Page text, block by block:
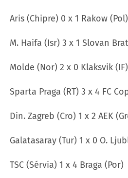
Aris (Chipre) 0 x 1 Rakow (Pol)
M. Haifa (Isr) 3 x 1 Slovan
Molde (Nor) 2 x 0 Klaksvik (IF)
Sparta Praga (RT) 3 x 4 FC
Din. Zagreb (Cro) 1 x 2 AEK
Galatasaray (Tur) 1 x 0 O.
TSC (Sérvia) 1 x 4 Braga (Por)